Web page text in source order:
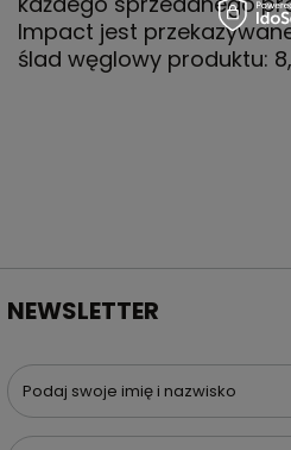
Impact jest
ślad węglowy produktu:
NEWSLETTER
Podaj swoje imię i nazwisko